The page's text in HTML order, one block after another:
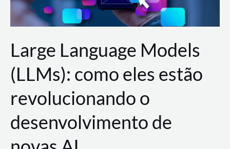
Large Language Models
(LLMs): como eles estão
revolucionando o
desenvolvimento de